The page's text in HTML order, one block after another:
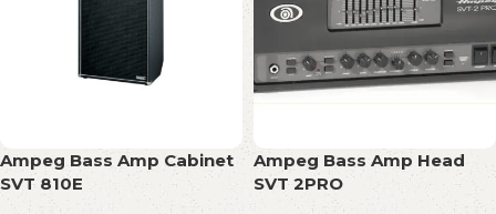
Ampeg Bass Amp Cabinet
SVT 810E
Ampeg Bass Amp Head
SVT 2PRO